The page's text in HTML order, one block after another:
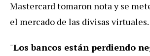
Mastercard tomaron nota y se
el mercado de las divisas virtuales.
"Los bancos están perdiendo